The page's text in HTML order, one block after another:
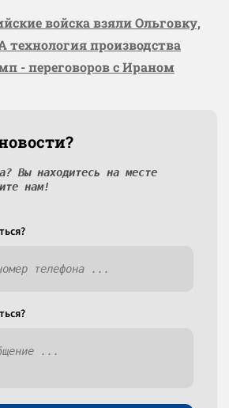
войска взяли Ольговку,
производства
- переговоров с Ираном
Вы находитесь на месте
нам!